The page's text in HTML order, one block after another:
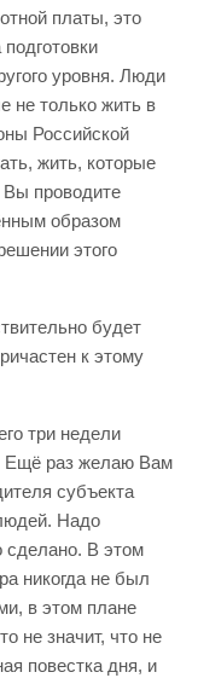
платы, это
уровня. Люди
не только жить в
Российской
жить, которые
проводите
образом
этого
будет
к этому
три недели
Ещё раз желаю Вам
субъекта
Надо
сделано. В этом
никогда не был
в этом плане
не значит, что не
повестка дня, и